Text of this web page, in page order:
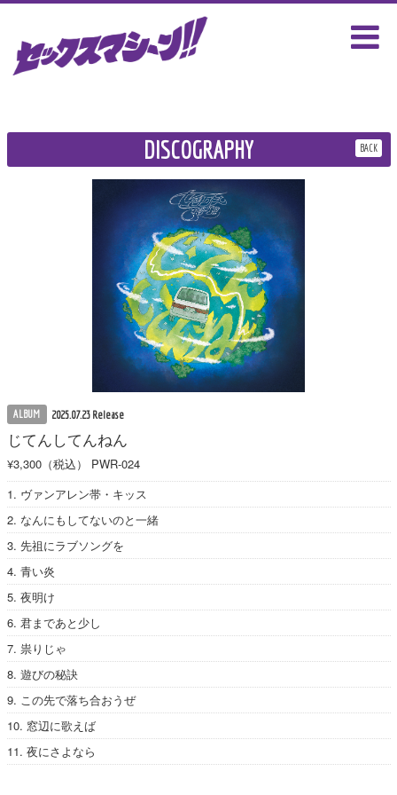
DISCOGRAPHY BACK
ALBUM 2025.07.23 Release
じてんしてんねん
¥3,300（税込）
PWR-024
1. ヴァンアレン帯・キッス
2. なんにもしてないのと一緒
3. 先祖にラブソングを
4. 青い炎
5. 夜明け
6. 君まであと少し
7. 祟りじゃ
8. 遊びの秘訣
9. この先で落ち合おうぜ
10. 窓辺に歌えば
11. 夜にさよなら